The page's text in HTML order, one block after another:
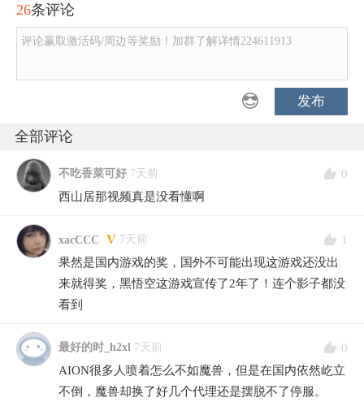
26条评论
评论赢取激活码/周边等奖励！加群了解详情224611913
发布
全部评论
不吃香菜可好 7天前
0
西山居那视频真是没看懂啊
xacCCC V 7天前
1
果然是国内游戏的奖，国外不可能出现这游戏还没出
来就得奖，黑悟空这游戏宣传了2年了！连个影子都没
看到
最好的时_h2xl 7天前
0
AION很多人喷着怎么不如魔兽，但是在国内依然屹立
不倒，魔兽却换了好几个代理还是摆脱不了停服。